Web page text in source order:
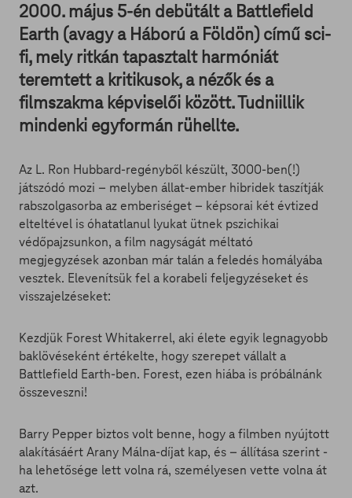
2000. május 5-én debütált a Battlefield
Earth (avagy a Háború a Földön) című sci-
fi, mely ritkán tapasztalt harmóniát
teremtett a kritikusok, a nézők és a
filmszakma képviselői között. Tudniillik
mindenki egyformán rühellte.
Az L. Ron Hubbard-regényből készült, 3000-ben(!)
játszódó mozi – melyben állat-ember hibridek taszítják
rabszolgasorba az emberiséget – képsorai két évtized
elteltével is óhatatlanul lyukat ütnek pszichikai
védőpajzsunkon, a film nagyságát méltató
megjegyzések azonban már talán a feledés homályába
vesztek. Elevenítsük fel a korabeli feljegyzéseket és
visszajelzéseket:
Kezdjük Forest Whitakerrel, aki élete egyik legnagyobb
baklövéseként értékelte, hogy szerepet vállalt a
Battlefield Earth-ben. Forest, ezen hiába is próbálnánk
összeveszni!
Barry Pepper biztos volt benne, hogy a filmben nyújtott
alakításáért Arany Málna-díjat kap, és – állítása szerint -
ha lehetősége lett volna rá, személyesen vette volna át
azt.